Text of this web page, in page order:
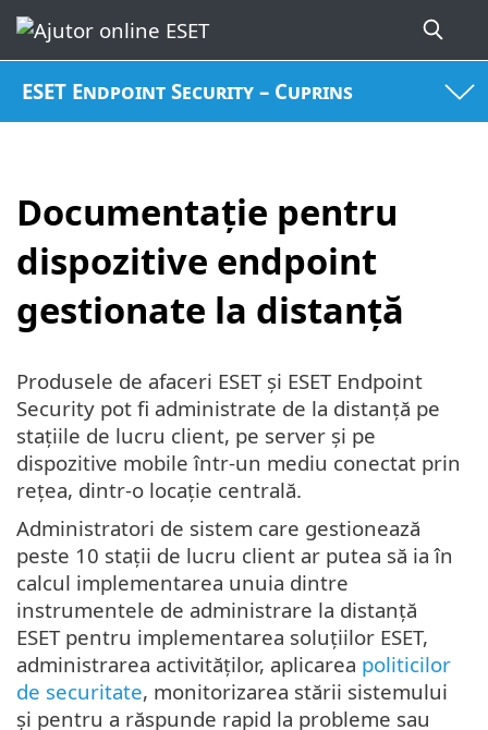
ESET Endpoint Security – Cuprins
Documentație pentru
dispozitive endpoint
gestionate la distanță
Produsele de afaceri ESET și ESET Endpoint
Security pot fi administrate de la distanță pe
stațiile de lucru client, pe server și pe
dispozitive mobile într-un mediu conectat prin
rețea, dintr-o locație centrală.
Administratori de sistem care gestionează
peste 10 stații de lucru client ar putea să ia în
calcul implementarea unuia dintre
instrumentele de administrare la distanță
ESET pentru implementarea soluțiilor ESET,
administrarea activităților, aplicarea politicilor
de securitate, monitorizarea stării sistemului
și pentru a răspunde rapid la probleme sau